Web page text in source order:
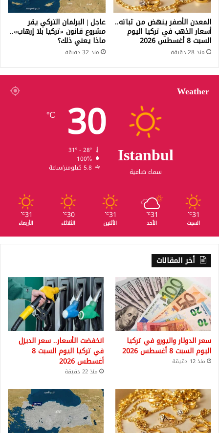
المعدن الأصفر ينهض من ثباته..
أسعار الذهب في تركيا اليوم
السبت 8 أغسطس 2026
منذ 28 دقيقة
عاجل | البرلمان التركي يقر
مشروع قانون «تركيا بلا إرهاب»..
ماذا يعني ذلك؟
منذ 32 دقيقة
Weather
Istanbul
سماء صافية
30
℃
31º - 28º
100%
5.8 كيلومتر/ساعة
31
℃
السبت
31
℃
الأحد
31
℃
الأثنين
30
℃
الثلاثاء
31
℃
الأربعاء
أخر المقالات
سعر الدولار واليورو في تركيا
اليوم السبت 8 أغسطس 2026
منذ 12 دقيقة
انخفضت الأسعار.. سعر الديزل
في تركيا اليوم السبت 8
أغسطس 2026
منذ 22 دقيقة